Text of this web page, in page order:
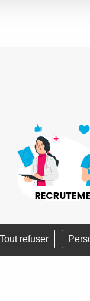
ET DEVOIRS -
Tout refuser